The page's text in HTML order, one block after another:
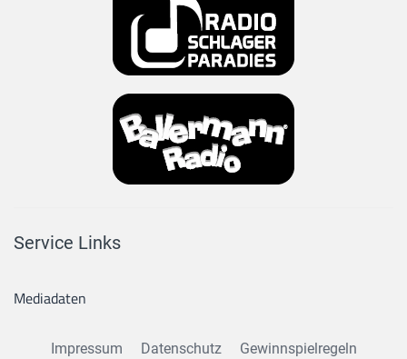
Service Links
Mediadaten
Impressum Datenschutz Gewinnspielregeln